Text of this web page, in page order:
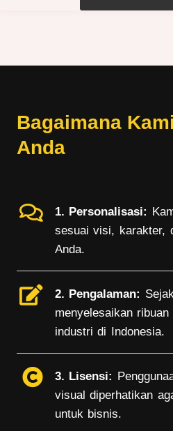
Bagaimana
Anda
1. Personalisasi:
sesuai visi, karakter,
Anda.
2. Pengalaman:
menyelesaikan
industri di Indonesia.
3. Lisensi:
visual diperhatikan
untuk bisnis.